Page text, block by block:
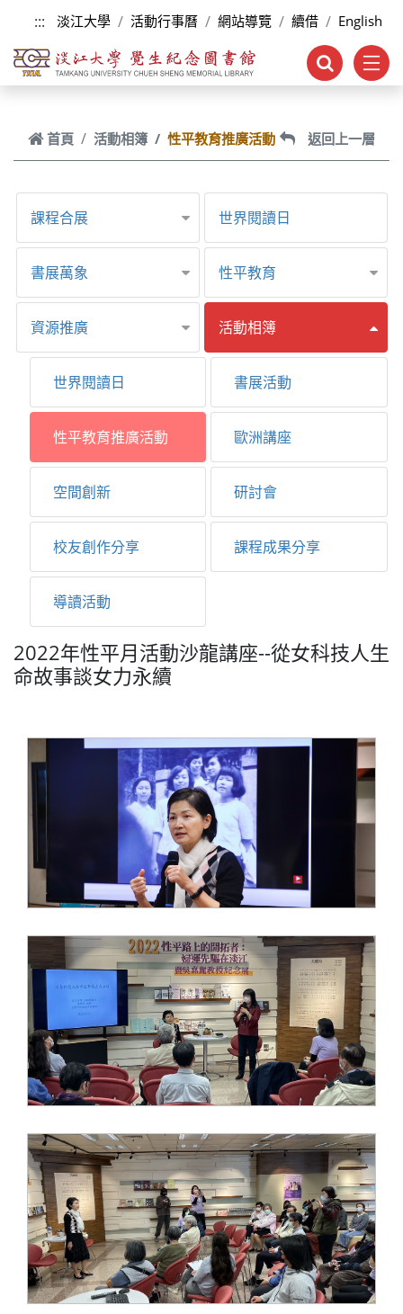
跳到主要內容
::: 淡江大學 活動行事曆 網站導覽 續借 English
首頁 活動相簿 性平教育推廣活動 返回上一層
課程合展 世界閱讀日
書展萬象 性平教育
資源推廣 活動相簿
世界閱讀日 書展活動
性平教育推廣活動 歐洲講座
空間創新 研討會
校友創作分享 課程成果分享
導讀活動
2022年性平月活動沙龍講座--從女科技人生
命故事談女力永續